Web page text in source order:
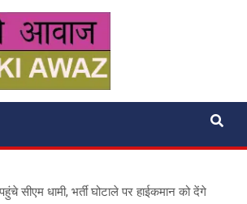
सीएम धामी, भर्ती घोटाले पर हाईकमान को देंगे